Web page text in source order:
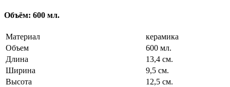
Объём: 600 мл.
Материал
керамика
Объем
600 мл.
Длина
13,4 см.
Ширина
9,5 см.
Высота
12,5 см.